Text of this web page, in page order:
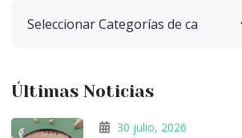
Últimas Noticias
30 julio, 2026